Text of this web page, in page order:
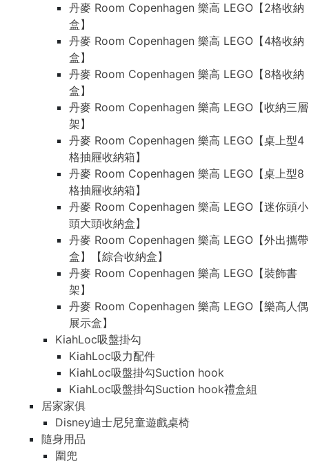
丹麥 Room Copenhagen 樂高 LEGO【2格收納
盒】
丹麥 Room Copenhagen 樂高 LEGO【4格收納
盒】
丹麥 Room Copenhagen 樂高 LEGO【8格收納
盒】
丹麥 Room Copenhagen 樂高 LEGO【收納三層
架】
丹麥 Room Copenhagen 樂高 LEGO【桌上型4
格抽屜收納箱】
丹麥 Room Copenhagen 樂高 LEGO【桌上型8
格抽屜收納箱】
丹麥 Room Copenhagen 樂高 LEGO【迷你頭小
頭大頭收納盒】
丹麥 Room Copenhagen 樂高 LEGO【外出攜帶
盒】【綜合收納盒】
丹麥 Room Copenhagen 樂高 LEGO【裝飾書
架】
丹麥 Room Copenhagen 樂高 LEGO【樂高人偶
展示盒】
KiahLoc吸盤掛勾
KiahLoc吸力配件
KiahLoc吸盤掛勾Suction hook
KiahLoc吸盤掛勾Suction hook禮盒組
居家家俱
Disney迪士尼兒童遊戲桌椅
隨身用品
圍兜